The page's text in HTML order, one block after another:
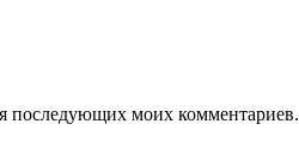
последующих моих комментариев.